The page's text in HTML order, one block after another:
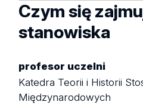
Czym się
stanowiska
profesor uczelni
Katedra Teorii i Historii
Międzynarodowych